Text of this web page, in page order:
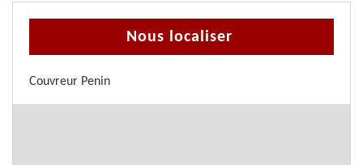
Nous localiser
Couvreur Penin